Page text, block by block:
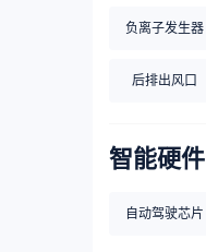
负离子发生器
后排出风口
智能硬件
自动驾驶芯片